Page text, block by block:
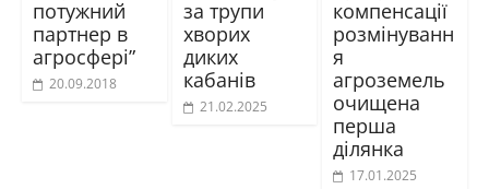
потужний
партнер в
агросфері”
20.09.2018
за трупи
хворих
диких
кабанів
21.02.2025
компенсації
розмінуванн
я
агроземель
очищена
перша
ділянка
17.01.2025